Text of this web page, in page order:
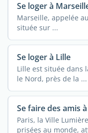
Se loger à
Marseille, appelée
située sur ...
Se loger à Lille
Lille est située dans
le Nord, près de la ...
Se faire des amis
Paris, la Ville
prisées au monde,